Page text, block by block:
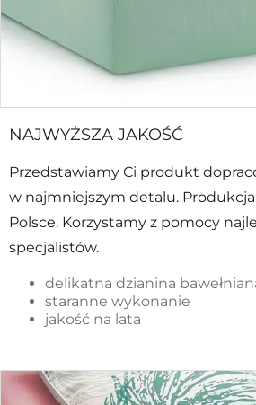
NAJWYŻSZA JAKOŚĆ
Przedstawiamy Ci produkt
w najmniejszym detalu.
Polsce. Korzystamy z pomocy
specjalistów.
delikatna dzianina
staranne wykonanie
jakość na lata